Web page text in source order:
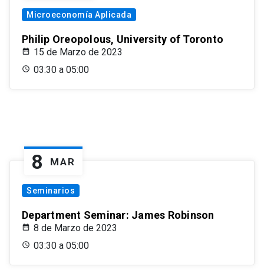
Microeconomía Aplicada
Philip Oreopolous, University of Toronto
15 de Marzo de 2023
03:30 a 05:00
8 MAR
Seminarios
Department Seminar: James Robinson
8 de Marzo de 2023
03:30 a 05:00